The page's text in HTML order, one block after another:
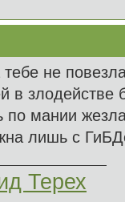
не
в злодействе
по мании
лишь с
Терех